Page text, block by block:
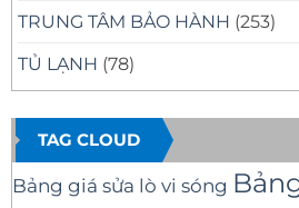
TRUNG TÂM BẢO HÀNH (253)
TỦ LẠNH (78)
TAG CLOUD
Bảng giá sửa lò vi sóng